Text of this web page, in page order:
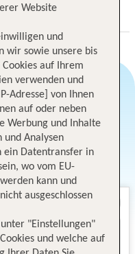
7 TUI Service
Website
und
wir sowie unsere bis
auf Ihrem
verwenden und
Adresse] von Ihnen
auf oder neben
Werbung und Inhalte
und Analysen
ein Datentransfer in
wo vom EU-
kann und
ausgeschlossen
"Einstellungen"
und welche auf